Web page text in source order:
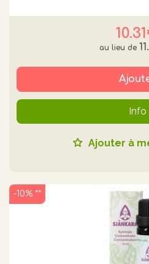
Info
Ajouter à
-10% **